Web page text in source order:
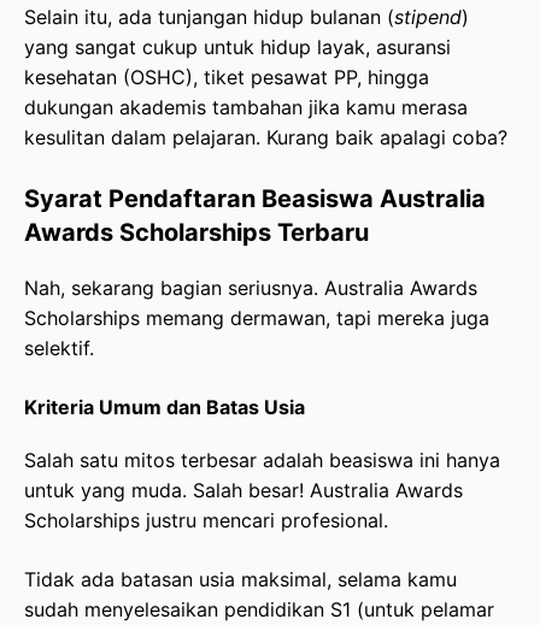
Selain itu, ada tunjangan hidup bulanan (stipend)
yang sangat cukup untuk hidup layak, asuransi
kesehatan (OSHC), tiket pesawat PP, hingga
dukungan akademis tambahan jika kamu merasa
kesulitan dalam pelajaran. Kurang baik apalagi coba?
Syarat Pendaftaran Beasiswa Australia
Awards Scholarships Terbaru
Nah, sekarang bagian seriusnya. Australia Awards
Scholarships memang dermawan, tapi mereka juga
selektif.
Kriteria Umum dan Batas Usia
Salah satu mitos terbesar adalah beasiswa ini hanya
untuk yang muda. Salah besar! Australia Awards
Scholarships justru mencari profesional.
Tidak ada batasan usia maksimal, selama kamu
sudah menyelesaikan pendidikan S1 (untuk pelamar